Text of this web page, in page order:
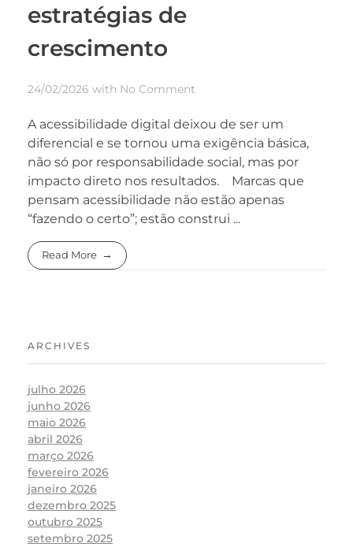
estratégias de
crescimento
24/02/2026 with No Comment
A acessibilidade digital deixou de ser um
diferencial e se tornou uma exigência básica,
não só por responsabilidade social, mas por
impacto direto nos resultados. Marcas que
pensam acessibilidade não estão apenas
“fazendo o certo”; estão construi ...
Read More
ARCHIVES
julho 2026
junho 2026
maio 2026
abril 2026
março 2026
fevereiro 2026
janeiro 2026
dezembro 2025
outubro 2025
setembro 2025